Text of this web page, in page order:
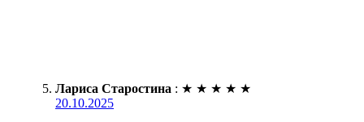
Лариса Старостина : ★ ★ ★ ★ ★
20.10.2025